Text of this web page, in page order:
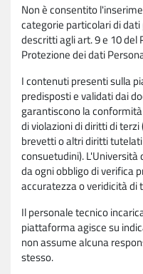
Non è consentito
categorie particolari di
descritti agli art. 9 e 10 del
Protezione dei dati
I contenuti presenti sulla
predisposti e validati dai
garantiscono la
di violazioni di diritti di
brevetti o altri diritti
consuetudini). L'Università
da ogni obbligo di verifica
accuratezza o veridicità di
Il personale tecnico
piattaforma agisce su
non assume alcuna
stesso.